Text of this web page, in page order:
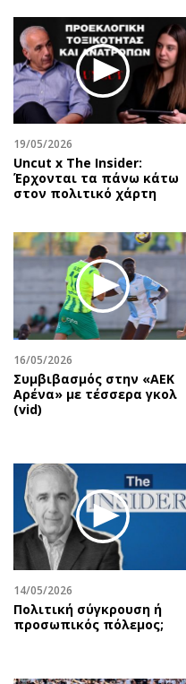
19/05/2026
Uncut x The Insider:
Έρχονται τα πάνω κάτω
στον πολιτικό χάρτη
16/05/2026
Συμβιβασμός στην «ΑΕΚ
Αρένα» με τέσσερα γκολ
(vid)
14/05/2026
Πολιτική σύγκρουση ή
προσωπικός πόλεμος;